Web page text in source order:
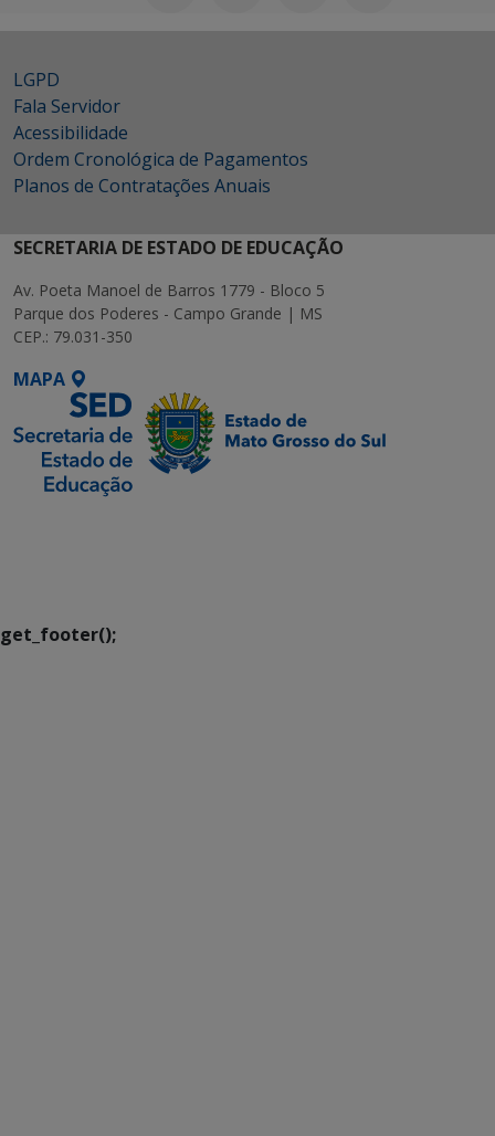
LGPD
Fala Servidor
Acessibilidade
Ordem Cronológica de Pagamentos
Planos de Contratações Anuais
SECRETARIA DE ESTADO DE EDUCAÇÃO
Av. Poeta Manoel de Barros 1779 - Bloco 5
Parque dos Poderes - Campo Grande | MS
CEP.: 79.031-350
MAPA
get_footer();